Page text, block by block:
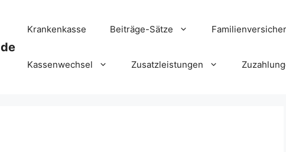
Krankenkasse Beiträge-Sätze
Kassenwechsel Zusatzleistungen